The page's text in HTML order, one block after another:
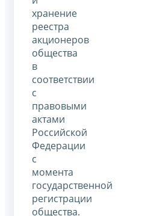
хранение
реестра
акционеров
общества
в
соответствии
с
правовыми
актами
Российской
Федерации
с
момента
государственной
регистрации
общества.